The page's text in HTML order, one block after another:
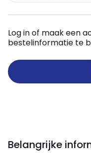
Log in of maak een
bestelinformatie te
Belangrijke